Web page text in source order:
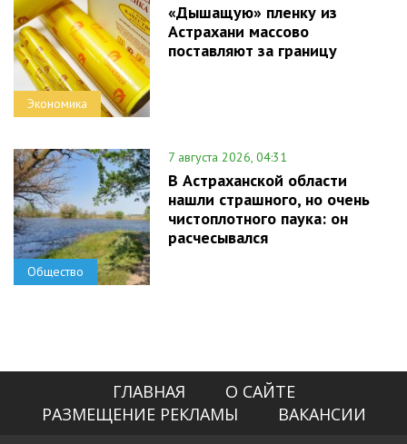
Экономика
«Дышащую» пленку из
Астрахани массово
поставляют за границу
Общество
7 августа 2026, 04:31
В Астраханской области
нашли страшного, но очень
чистоплотного паука: он
расчесывался
ГЛАВНАЯ
О САЙТЕ
РАЗМЕЩЕНИЕ РЕКЛАМЫ
ВАКАНСИИ